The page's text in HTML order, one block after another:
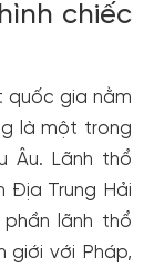
chiếc
quốc gia nằm
là một trong
Âu. Lãnh thổ
Địa Trung Hải
lãnh thổ
giới với Pháp,